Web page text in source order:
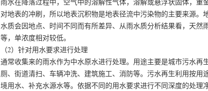
对地表的冲刷，所以地表沉积物是地表径流中污染物的主要来源
水质会因地点、时间不同而有所差异、从雨水质分析结果看，天然
等，单浓度相对较低。
（2）针对用水要求进行处理
通常收集来的雨水作为中水原水进行处理。用途主要是城市污水
厕、街道清扫、车辆冲洗、建筑施工、消防等。污水再生利用按
境用水、补充水源水等。依据不同的用水要求进行不同深度的处理净